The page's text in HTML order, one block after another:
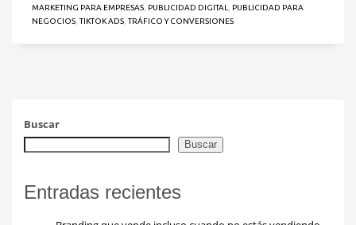
MARKETING PARA EMPRESAS, PUBLICIDAD DIGITAL, PUBLICIDAD PARA
NEGOCIOS,TIKTOK ADS,TRÁFICO Y CONVERSIONES
Buscar
Buscar
Entradas recientes